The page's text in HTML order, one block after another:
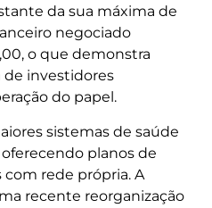
da sua máxima de
negociado
o que demonstra
de investidores
do papel.
sistemas de saúde
planos de
rede própria. A
recente reorganização